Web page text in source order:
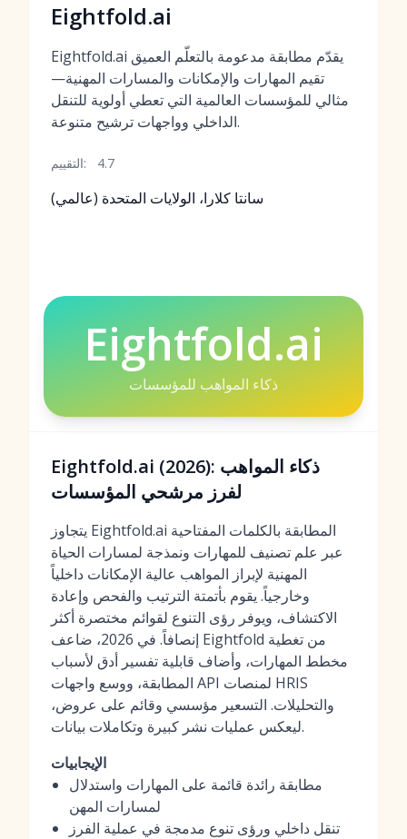
Eightfold.ai
Eightfold.ai يقدّم مطابقة مدعومة بالتعلّم العميق
تقيم المهارات والإمكانات والمسارات المهنية—
مثالي للمؤسسات العالمية التي تعطي أولوية للتنقل
الداخلي وواجهات ترشيح متنوعة.
التقييم: 4.7
سانتا كلارا، الولايات المتحدة (عالمي)
Eightfold.ai
ذكاء المواهب للمؤسسات
Eightfold.ai (2026): ذكاء المواهب
لفرز مرشحي المؤسسات
يتجاوز Eightfold.ai المطابقة بالكلمات المفتاحية
عبر علم تصنيف للمهارات ونمذجة لمسارات الحياة
المهنية لإبراز المواهب عالية الإمكانات داخلياً
وخارجياً. يقوم بأتمتة الترتيب والفحص وإعادة
الاكتشاف، ويوفر رؤى التنوع لقوائم مختصرة أكثر
إنصافاً. في 2026، ضاعف Eightfold من تغطية
مخطط المهارات، وأضاف قابلية تفسير أدق لأسباب
المطابقة، ووسع واجهات API لمنصات HRIS
والتحليلات. التسعير مؤسسي وقائم على عروض،
ليعكس عمليات نشر كبيرة وتكاملات بيانات.
الإيجابيات
مطابقة رائدة قائمة على المهارات واستدلال
لمسارات المهن
تنقل داخلي ورؤى تنوع مدمجة في عملية الفرز